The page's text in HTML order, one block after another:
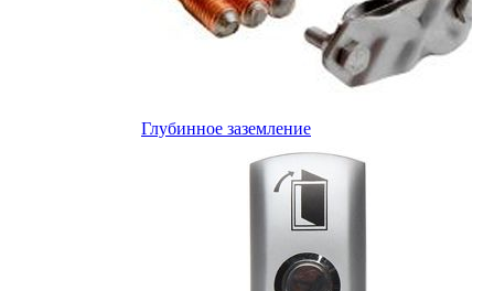
Глубинное заземление